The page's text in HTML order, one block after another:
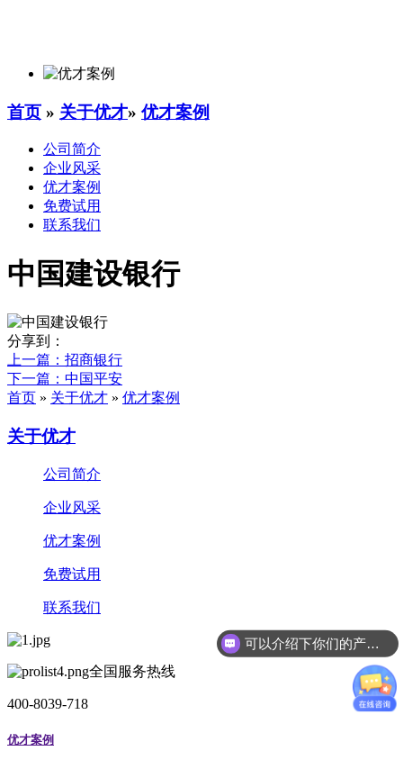
首页 » 关于优才» 优才案例
公司简介
企业风采
优才案例
免费试用
联系我们
中国建设银行
分享到：
上一篇 ：招商银行
下一篇 ：中国平安
首页 » 关于优才 » 优才案例
关于优才
公司简介
企业风采
优才案例
免费试用
联系我们
全国服务热线
400-8039-718
优才案例
可以介绍下你们的产品么